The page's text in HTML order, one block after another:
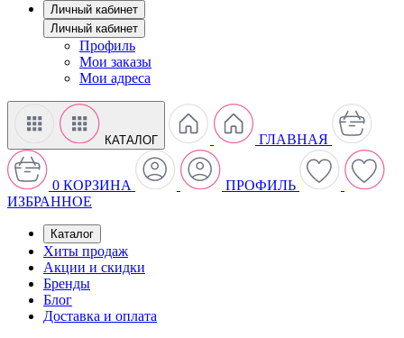
Личный кабинет
Личный кабинет
Профиль
Мои заказы
Мои адреса
КАТАЛОГ ГЛАВНАЯ
0 КОРЗИНА
ПРОФИЛЬ
ИЗБРАННОЕ
Каталог
Хиты продаж
Акции и скидки
Бренды
Блог
Доставка и оплата